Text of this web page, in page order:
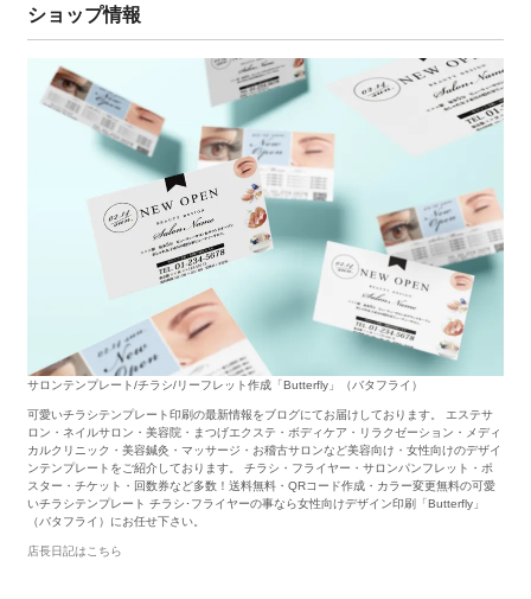
ショップ情報
サロンテンプレート/チラシ/リーフレット作成「Butterfly」（バタフライ）
可愛いチラシテンプレート印刷の最新情報をブログにてお届けしております。 エステサ
ロン・ネイルサロン・美容院・まつげエクステ・ボディケア・リラクゼーション・メディ
カルクリニック・美容鍼灸・マッサージ・お稽古サロンなど美容向け・女性向けのデザイ
ンテンプレートをご紹介しております。 チラシ・フライヤー・サロンパンフレット・ポ
スター・チケット・回数券など多数！送料無料・QRコード作成・カラー変更無料の可愛
いチラシテンプレート チラシ･フライヤーの事なら女性向けデザイン印刷「Butterfly」
（バタフライ）にお任せ下さい。
店長日記はこちら